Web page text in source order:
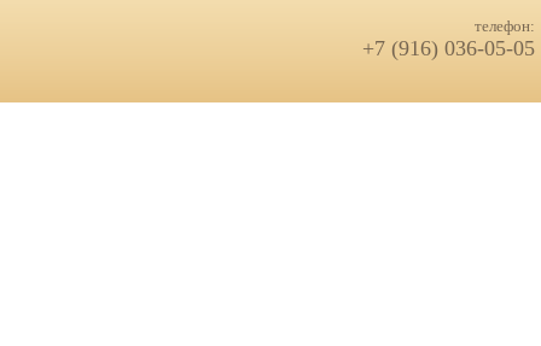
телефон:
+7 (916) 036-05-05